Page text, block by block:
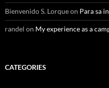
Bienvenido S. Lorqueon Para sa
randel on My experience as a
CATEGORIES